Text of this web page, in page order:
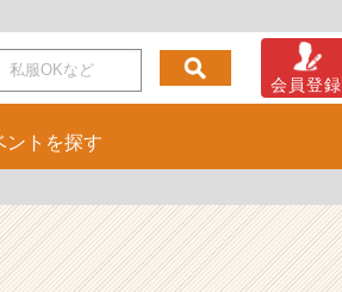
会員登録
ント を探す